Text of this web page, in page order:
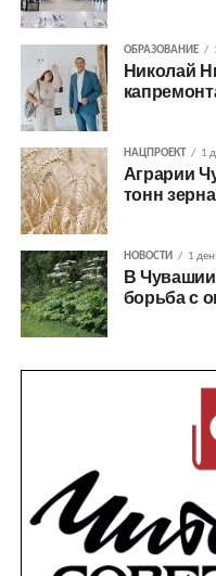
ОБРАЗОВАНИЕ
Николай
НАЦПРОЕКТ 1
Аграрии
тонн зерна
НОВОСТИ 1
В
борьба с